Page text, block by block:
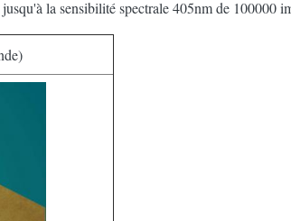
la sensibilité spectrale 405nm de 100000